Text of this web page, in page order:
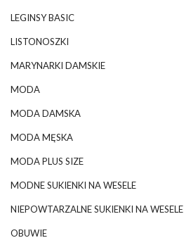
LEGINSY BASIC
LISTONOSZKI
MARYNARKI DAMSKIE
MODA
MODA DAMSKA
MODA MĘSKA
MODA PLUS SIZE
MODNE SUKIENKI NA WESELE
NIEPOWTARZALNE SUKIENKI NA WESELE
OBUWIE